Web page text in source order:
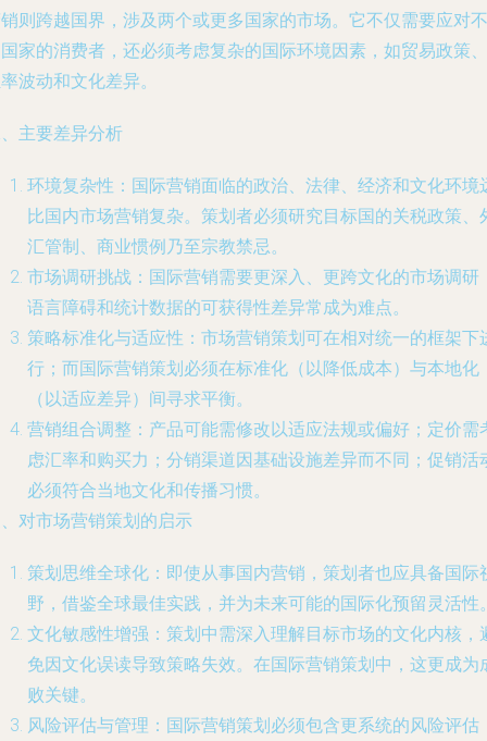
则跨越国界，涉及两个或更多国家的市场。它不仅需要应对不
家的消费者，还必须考虑复杂的国际环境因素，如贸易政策、
波动和文化差异。
主要差异分析
环境复杂性：国际营销面临的政治、法律、经济和文化环境
比国内市场营销复杂。策划者必须研究目标国的关税政策、
汇管制、商业惯例乃至宗教禁忌。
市场调研挑战：国际营销需要更深入、更跨文化的市场调研
语言障碍和统计数据的可获得性差异常成为难点。
策略标准化与适应性：市场营销策划可在相对统一的框架下
行；而国际营销策划必须在标准化（以降低成本）与本地化
（以适应差异）间寻求平衡。
营销组合调整：产品可能需修改以适应法规或偏好；定价需
虑汇率和购买力；分销渠道因基础设施差异而不同；促销活
必须符合当地文化和传播习惯。
对市场营销策划的启示
策划思维全球化：即使从事国内营销，策划者也应具备国际
野，借鉴全球最佳实践，并为未来可能的国际化预留灵活性
文化敏感性增强：策划中需深入理解目标市场的文化内核，
免因文化误读导致策略失效。在国际营销策划中，这更成为
败关键。
风险评估与管理：国际营销策划必须包含更系统的风险评估